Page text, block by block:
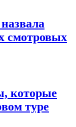
смотровых
которые
туре